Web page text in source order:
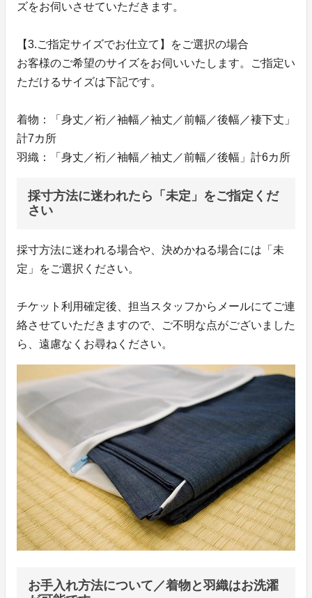
ズをお伺いさせていただきます。
【3.ご指定サイズでお仕立て】をご選択の場合
お客様のご希望のサイズをお伺いいたします。ご指定い
ただけるサイズは下記です。
着物：「身丈／裄／袖幅／袖丈／前幅／後幅／褄下丈」
計7カ所
羽織：「身丈／裄／袖幅／袖丈／前幅／後幅」計6カ所
採寸方法に迷われたら「未定」をご指定くだ
さい
採寸方法に迷われる場合や、決めかねる場合には「未
定」をご選択ください。
チケット利用確定後、担当スタッフからメールにてご連
絡させていただきますので、ご不明な点がございました
ら、遠慮なくお尋ねください。
お手入れ方法について／着物と羽織はお洗濯